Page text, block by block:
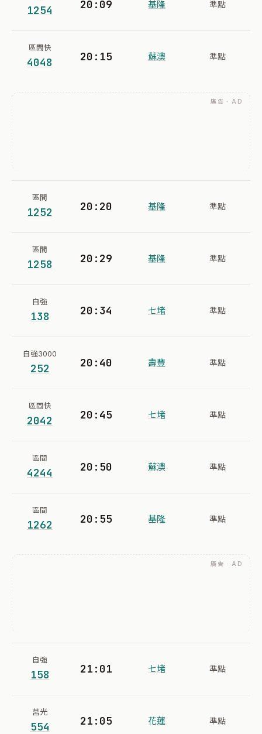
1254 20:09 基隆 準點
區間快
4048 20:15 蘇澳 準點
廣告 · AD
區間
1252 20:20 基隆 準點
區間
1258 20:29 基隆 準點
自強
138 20:34 七堵 準點
自強3000
252 20:40 壽豐 準點
區間快
2042 20:45 七堵 準點
區間
4244 20:50 蘇澳 準點
區間
1262 20:55 基隆 準點
廣告 · AD
自強
158 21:01 七堵 準點
莒光
554 21:05 花蓮 準點